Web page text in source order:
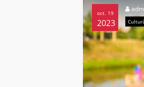
oct. 19
2023